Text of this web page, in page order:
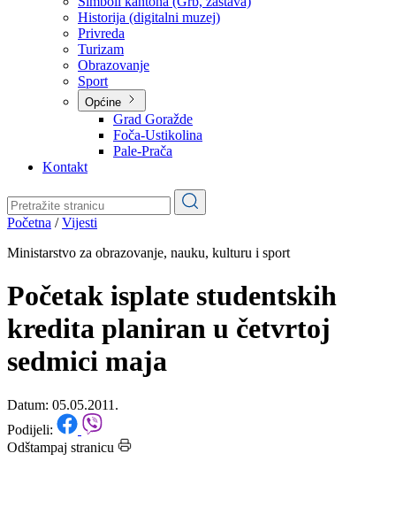
O kantonu
O kantonu
Simboli kantona (Grb, zastava)
Historija (digitalni muzej)
Privreda
Turizam
Obrazovanje
Općine
Pale-Prača
Kontakt
Ministarstvo za obrazovanje, nauku, kulturu i sport
Početak isplate studentskih
kredita planiran u četvrtoj
sedmici maja
Datum: 05.05.2011.